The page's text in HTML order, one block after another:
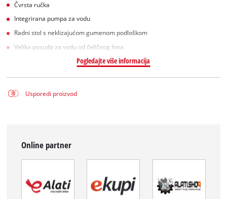
Čvrsta ručka
Integrirana pumpa za vodu
Radni stol s neklizajućom gumenom podloškom
Velika posuda za vodu od čeličnog lima
Pogledajte više informacija
Usporedi proizvod
Online partner